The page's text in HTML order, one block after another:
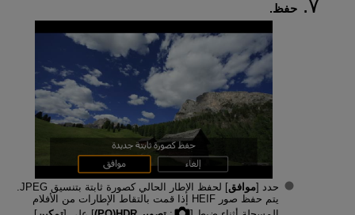
حفظ.
حدد [موافق] لحفظ الإطار الحالي كصورة ثابتة بتنسيق JPEG.
يتم حفظ صور HEIF إذا قمت بالتقاط الإطارات من الأفلام